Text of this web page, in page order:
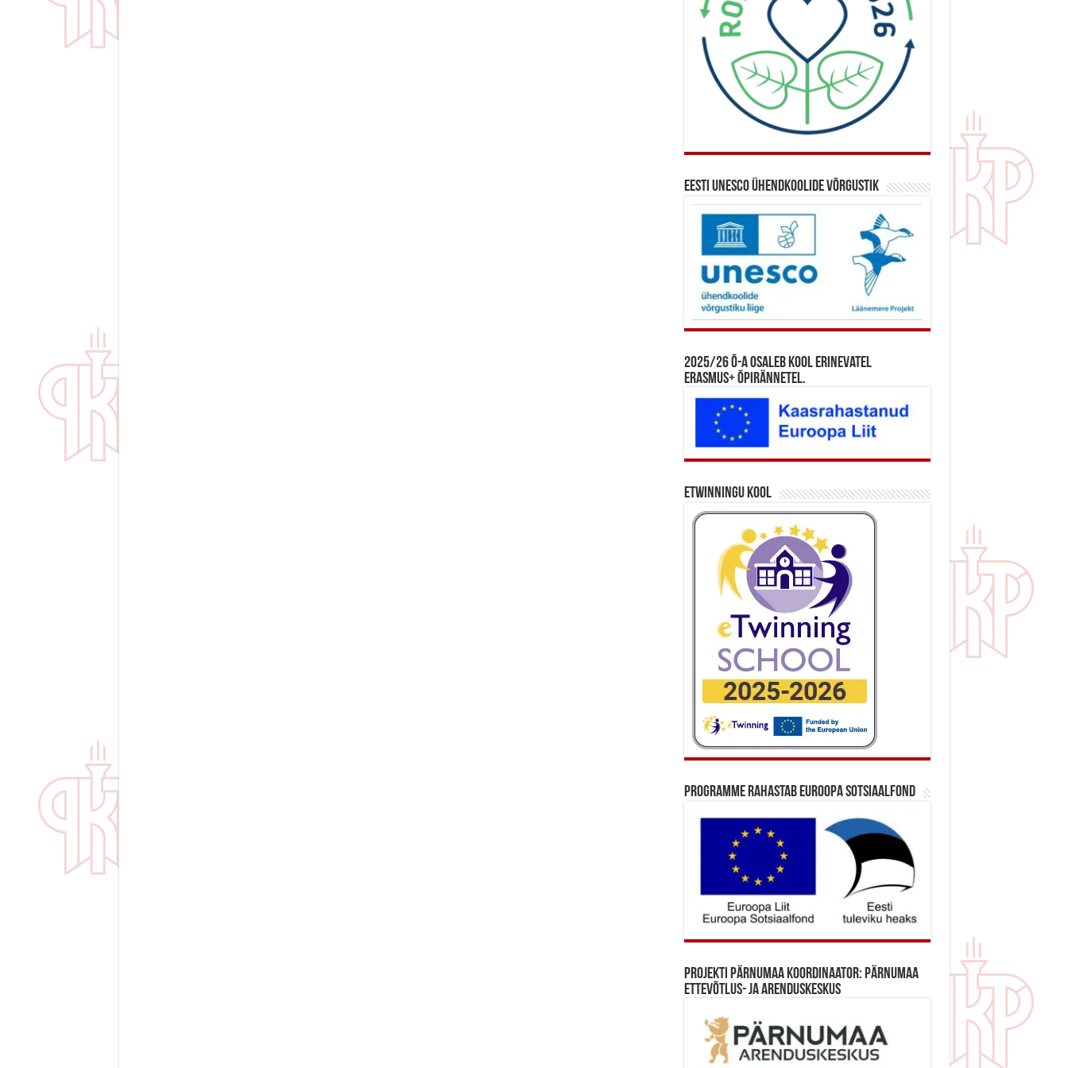
Eesti UNESCO ühendkoolide võrgustik
2025/26 õ-a osaleb kool erinevatel
Erasmus+ õpirännetel.
eTwinningu kool
Programme rahastab Euroopa Sotsiaalfond
Projekti Pärnumaa koordinaator: Pärnumaa
Ettevõtlus- ja Arenduskeskus